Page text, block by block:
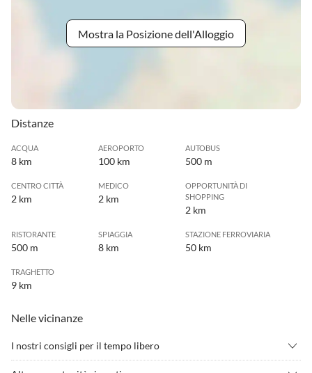
Mostra la Posizione dell'Alloggio
Distanze
ACQUA
8 km
AEROPORTO
100 km
AUTOBUS
500 m
CENTRO CITTÀ
2 km
MEDICO
2 km
OPPORTUNITÀ DI
SHOPPING
2 km
RISTORANTE
500 m
SPIAGGIA
8 km
STAZIONE FERROVIARIA
50 km
TRAGHETTO
9 km
Nelle vicinanze
I nostri consigli per il tempo libero